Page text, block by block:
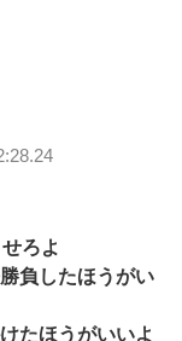
ろよ
負したほうがい
たほうがいいよ